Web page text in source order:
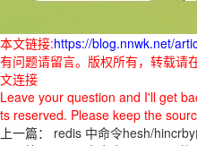
本文链接:https://blog.nnwk.net/
有问题请留言。版权所有，转载请
文连接
Leave your question and I'll get
ts reserved. Please keep the
上一篇： redis 中命令hesh/